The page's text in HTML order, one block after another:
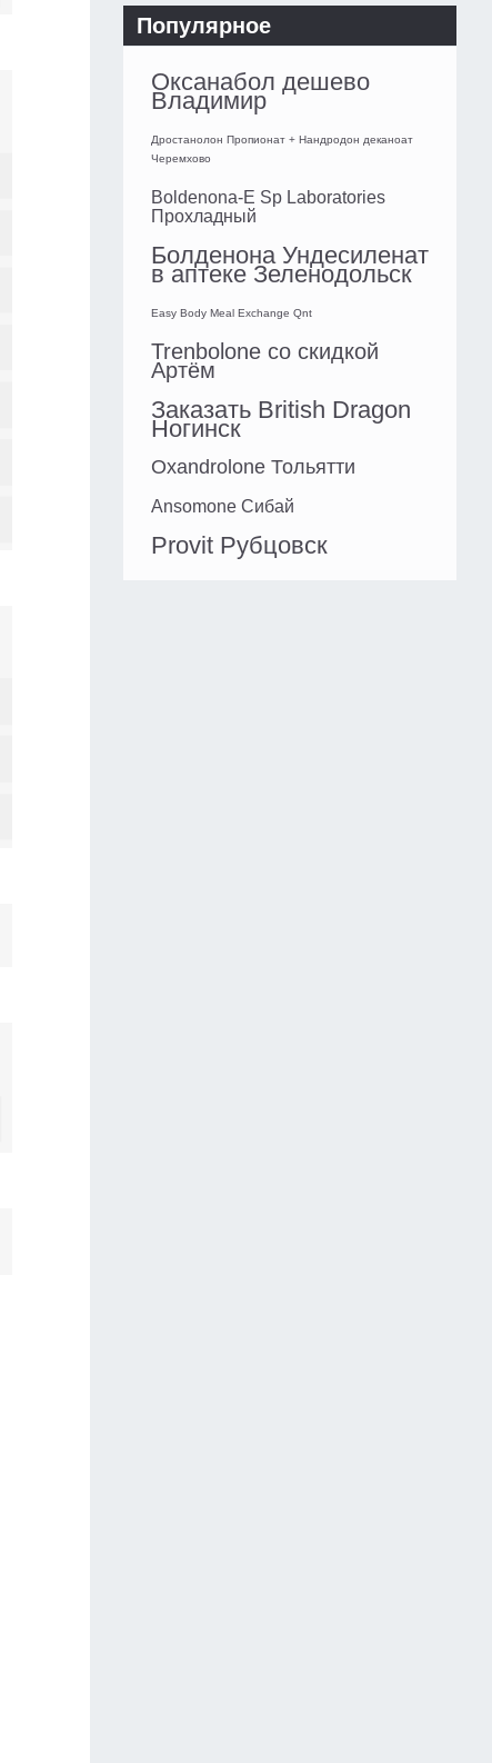
Популярное
Оксанабол дешево
Владимир
Дростанолон Пропионат + Нандродон деканоат
Черемхово
Boldenona-E Sp Laboratories
Прохладный
Болденона Ундесиленат
в аптеке Зеленодольск
Easy Body Meal Exchange Qnt
Trenbolone со скидкой
Артём
Заказать British Dragon
Ногинск
Oxandrolone Тольятти
Ansomone Сибай
Provit Рубцовск